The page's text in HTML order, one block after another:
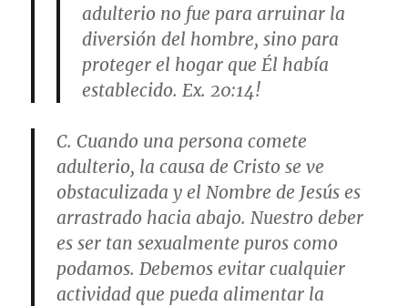
adulterio no fue para arruinar la
diversión del hombre, sino para
proteger el hogar que Él había
establecido. Ex. 20:14!
C. Cuando una persona comete
adulterio, la causa de Cristo se ve
obstaculizada y el Nombre de Jesús es
arrastrado hacia abajo. Nuestro deber
es ser tan sexualmente puros como
podamos. Debemos evitar cualquier
actividad que pueda alimentar la